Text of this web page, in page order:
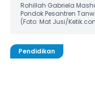
Rohillah Gabriela
Pondok Pesantren
(Foto: Mat Jusi/
Pendidikan